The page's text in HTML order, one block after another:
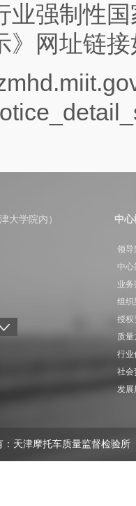
业强制性
》网址链
大学院内）
中
领导
中心
业务
组织
授权
质量
行业
社会
发展
：天津摩托车质量监督检